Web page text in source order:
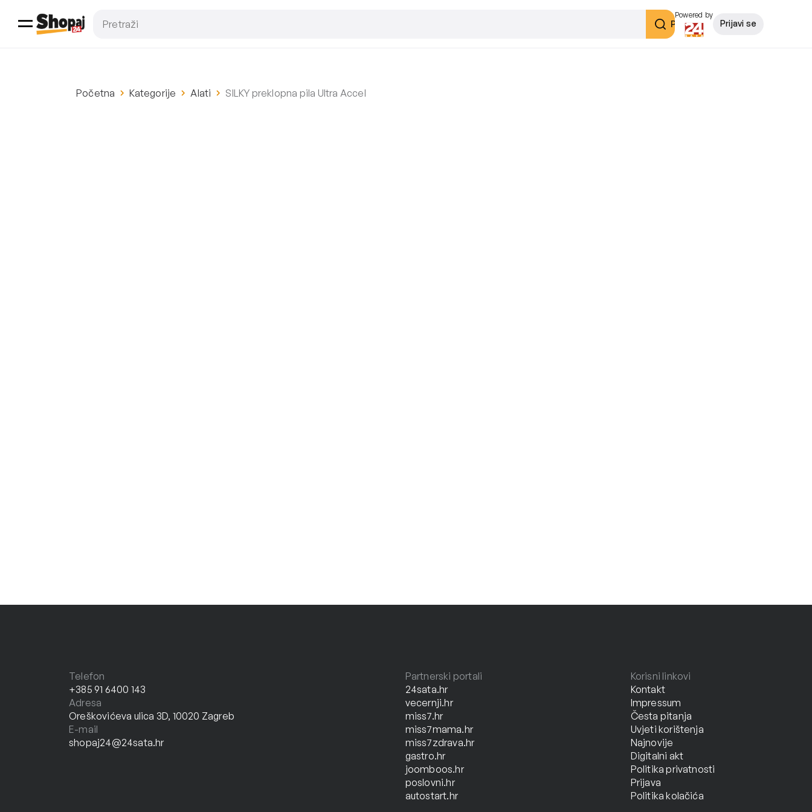
Pretraži
Powered by
Prijavi se
Početna Kategorije Alati SILKY preklopna pila Ultra Accel
Telefon
+385 91 6400 143
Adresa
Oreškovićeva ulica 3D, 10020 Zagreb
E-mail
shopaj24@24sata.hr
Partnerski portali
24sata.hr
vecernji.hr
miss7.hr
miss7mama.hr
miss7zdrava.hr
gastro.hr
joomboos.hr
poslovni.hr
autostart.hr
Korisni linkovi
Kontakt
Impressum
Česta pitanja
Uvjeti korištenja
Najnovije
Digitalni akt
Politika privatnosti
Prijava
Politika kolačića